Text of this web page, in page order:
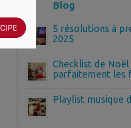
Blog
5 résolutions à
2025
Checklist de
parfaitement les
Playlist musique